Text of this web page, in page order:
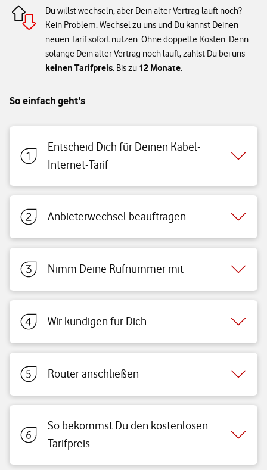
Du willst wechseln, aber Dein alter Vertrag läuft noch?
Kein Problem. Wechsel zu uns und Du kannst Deinen
neuen Tarif sofort nutzen. Ohne doppelte Kosten. Denn
solange Dein alter Vertrag noch läuft, zahlst Du bei uns
keinen Tarifpreis. Bis zu 12 Monate.
So einfach geht's
Entscheid Dich für Deinen Kabel-
Internet-Tarif
Anbieterwechsel beauftragen
Nimm Deine Rufnummer mit
Wir kündigen für Dich
Router anschließen
So bekommst Du den kostenlosen
Tarifpreis